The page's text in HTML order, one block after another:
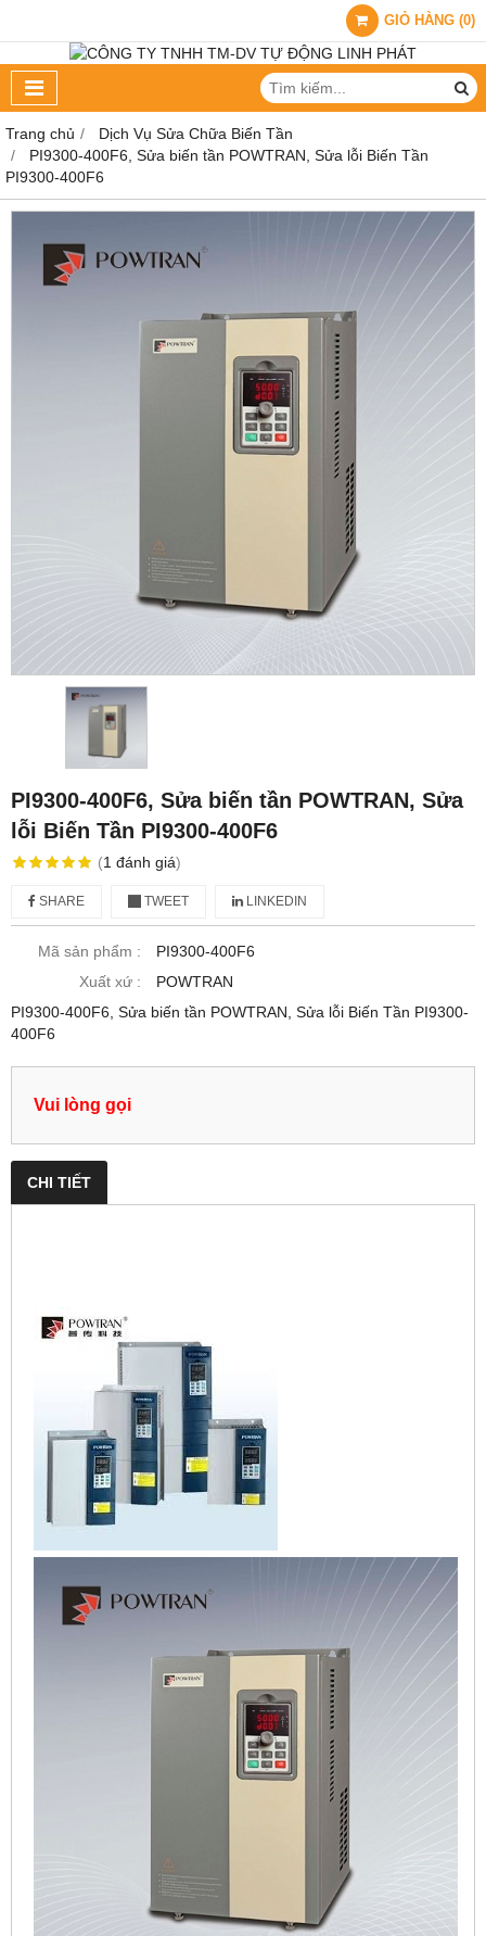
GIỎ HÀNG (0)
Trang chủ
Dịch Vụ Sửa Chữa Biến Tần
PI9300-400F6, Sửa biến tần POWTRAN, Sửa lỗi Biến Tần
PI9300-400F6
PI9300-400F6, Sửa biến tần POWTRAN, Sửa
lỗi Biến Tần PI9300-400F6
(1 đánh giá)
SHARE TWEET LINKEDIN
Mã sản phẩm :
PI9300-400F6
Xuất xứ :
POWTRAN
PI9300-400F6, Sửa biến tần POWTRAN, Sửa lỗi Biến Tần PI9300-
400F6
Vui lòng gọi
CHI TIẾT